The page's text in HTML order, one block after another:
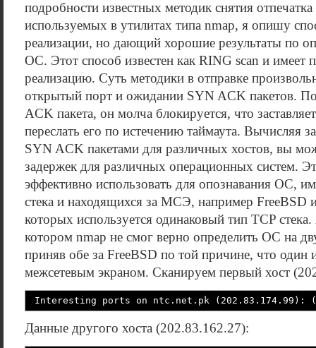
подробности известных методик снятия
используемых в утилитах типа nmap, я опишу
реализации, но дающий хорошие результаты по
ОС. Этот способ известен как RING scan и имеет
реализацию. Суть методики в отправке
открытый порт и ожидании SYN ACK пакетов.
ACK пакета, он молча блокируется, что
переслать его по истечению таймаута. Вычисляя
SYN ACK пакетами для различных хостов, вы
задержек для различных операционных систем.
эффективно использовать для опознавания ОС,
стека и находящихся за МСЭ, например FreeBSD
которых используется одинаковый тип TCP
котором nmap не смог верно определить ОС на
приняв обе за FreeBSD по той причине, что один
межсетевым экраном. Сканируем первый хост
Interesting ports on ntc.net.pk ( 202.83.174.99 ) : (
Данные другого хоста (202.83.162.27):